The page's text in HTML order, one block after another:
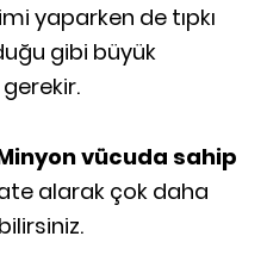
yaparken de tıpkı
gibi büyük
vücuda sahip
alarak çok daha